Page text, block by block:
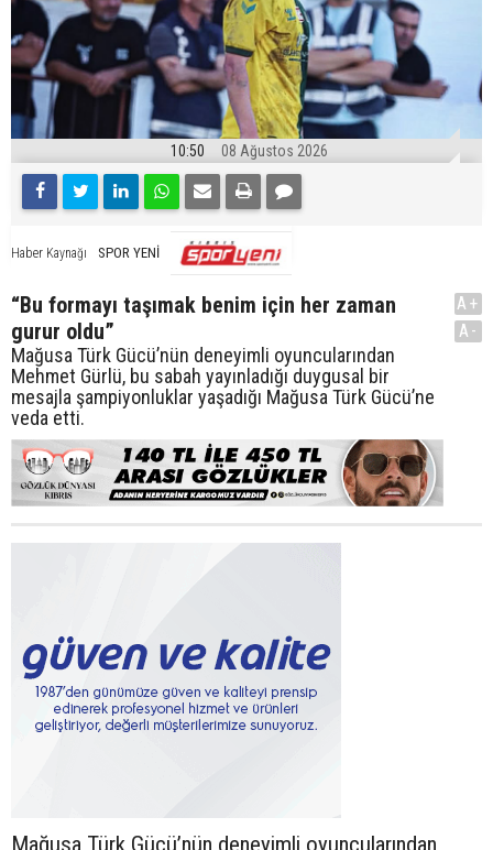
10:50 08 Ağustos 2026
Haber Kaynağı SPOR YENİ
“Bu formayı taşımak benim için her zaman
gurur oldu”
Mağusa Türk Gücü’nün deneyimli oyuncularından
Mehmet Gürlü, bu sabah yayınladığı duygusal bir
mesajla şampiyonluklar yaşadığı Mağusa Türk Gücü’ne
veda etti.
A+
A-
Mağusa Türk Gücü’nün deneyimli oyuncularından